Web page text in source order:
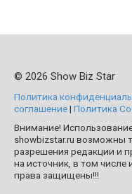
© 2026 Show Biz Star
Политика
соглашение| Политика
Внимание!
showbizstar.ru возможны
разрешения редакции и
на источник, в том
права защищены!!!